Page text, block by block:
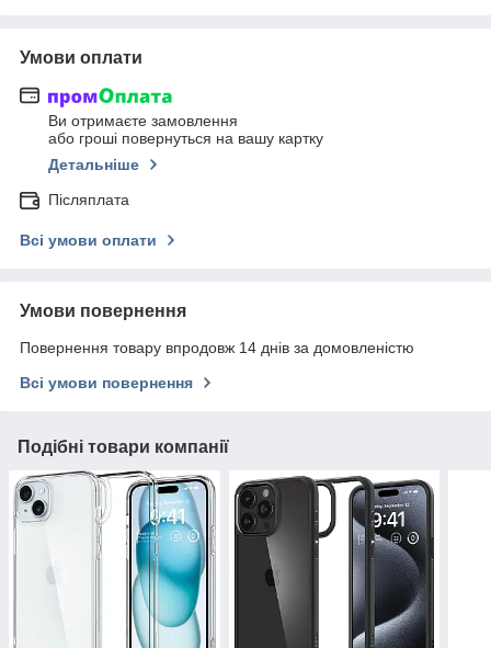
Умови оплати
Ви отримаєте замовлення
або гроші повернуться на вашу картку
Детальніше
Післяплата
Всі умови оплати
Умови повернення
Повернення товару впродовж 14 днів за домовленістю
Всі умови повернення
Подібні товари компанії